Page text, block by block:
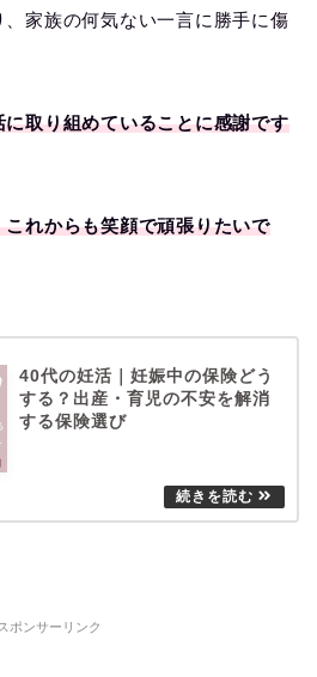
家族の何気ない一言に勝手に傷
取り組めていることに感謝です
れからも笑顔で頑張りたいで
40代の妊活｜妊娠中の保険どう
する？出産・育児の不安を解消
する保険選び
スポンサーリンク